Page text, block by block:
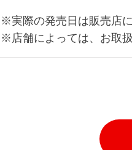
※実際の発売日は販売店
※店舗によっては、お取